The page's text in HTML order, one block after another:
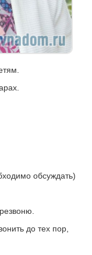
обсуждать)
до тех пор,